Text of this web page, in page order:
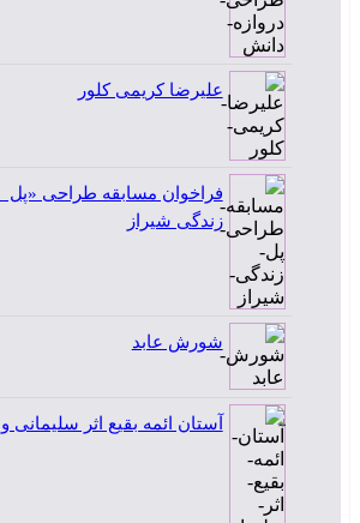
علیرضا کریمی کلور
فراخوان مسابقه طراحی «پل _
زندگی شیراز
شورش عابد
آستان ائمه بقیع اثر سلیمانی